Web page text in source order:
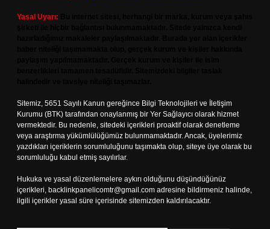
Yasal Uyarı:
Sitemiz, 5651 Sayılı Kanun gereğince Bilgi Teknolojileri ve İletişim
Kurumu (BTK) tarafından onaylanmış bir Yer Sağlayıcı olarak hizmet
vermektedir. Bu nedenle, sitedeki içerikleri proaktif olarak denetleme
veya araştırma yükümlülüğümüz bulunmamaktadır. Ancak, üyelerimiz
yazdıkları içeriklerin sorumluluğunu taşımakta olup, siteye üye olarak bu
sorumluluğu kabul etmiş sayılırlar.
Hukuka ve yasal düzenlemelere aykırı olduğunu düşündüğünüz
içerikleri, backlinkpanelicomtr@gmail.com adresine bildirmeniz halinde,
ilgili içerikler yasal süre içerisinde sitemizden kaldırılacaktır.